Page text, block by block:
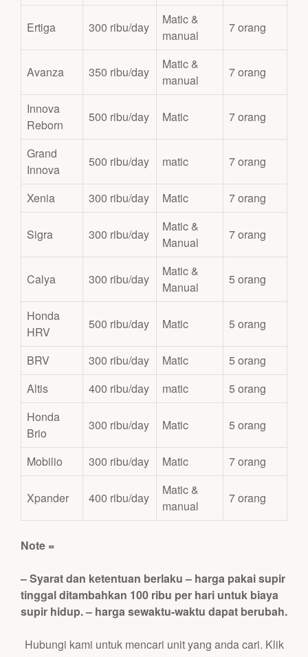
Ertiga 300 ribu/day
Matic &
manual
7 orang
Avanza 350 ribu/day
Matic &
manual
7 orang
Innova
Reborn
500 ribu/day Matic 7 orang
Grand
Innova
500 ribu/day matic 7 orang
Xenia 300 ribu/day Matic 7 orang
Sigra 300 ribu/day
Matic &
Manual
7 orang
Calya 300 ribu/day
Matic &
Manual
5 orang
Honda
HRV
500 ribu/day Matic 5 orang
BRV 300 ribu/day Matic
5 orang
Altis
400 ribu/day matic
5 orang
Honda
Brio
300 ribu/day Matic 5 orang
Mobilio 300 ribu/day Matic 7 orang
Xpander 400 ribu/day
Matic &
manual
7 orang
Note =
– Syarat dan ketentuan berlaku – harga pakai supir
tinggal ditambahkan 100 ribu per hari untuk biaya
supir hidup. – harga sewaktu-waktu dapat berubah.
Hubungi kami untuk mencari unit yang anda cari. Klik